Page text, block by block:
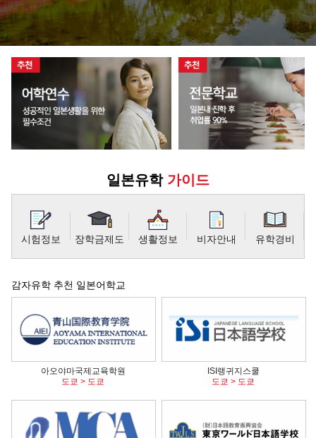
일본유학 가이드
시험정보 장학금제도 생활정보 비자안내 유학경비
감자유학 추천 일본어학교
아오야마국제교육학원
도쿄 > 도쿄
ISI랭귀지스쿨
도쿄 > 도쿄